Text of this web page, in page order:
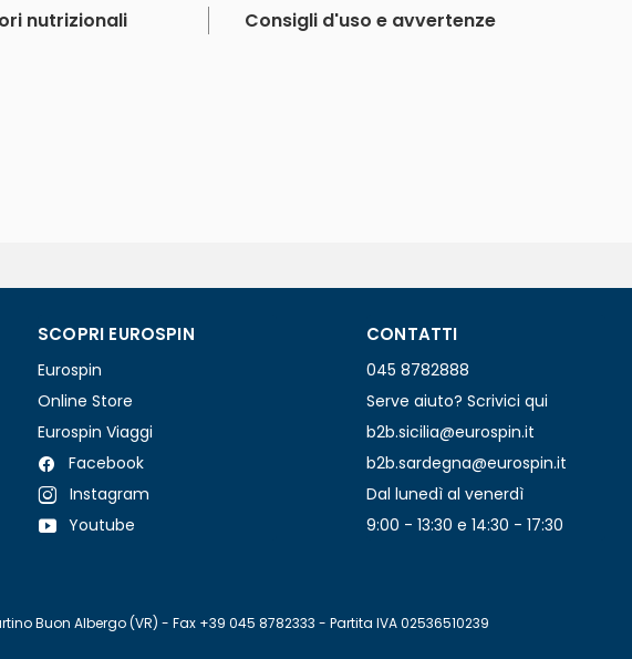
nutrizionali Consigli d'uso e avvertenze
SCOPRI EUROSPIN
Eurospin
Online Store
Eurospin Viaggi
Facebook
Instagram
Youtube
CONTATTI
045 8782888
Serve aiuto? Scrivici qui
b2b.sicilia@eurospin.it
b2b.sardegna@eurospin.it
Dal lunedì al venerdì
9:00 - 13:30 e 14:30 - 17:30
Buon Albergo (VR) - Fax +39 045 8782333 - Partita IVA 02536510239